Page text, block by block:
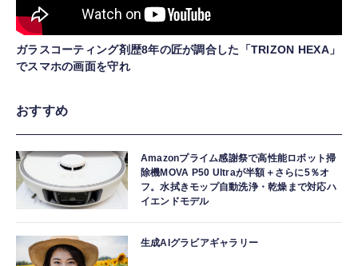
ガラスコーティング剤歴8年の匠が調合した「TRIZON HEXA」
でスマホの画面を守れ
おすすめ
Amazonプライム感謝祭で高性能ロボット掃
除機MOVA P50 Ultraが半額＋さらに5％オ
フ。水拭きモップ自動洗浄・乾燥まで対応ハ
イエンドモデル
生成AIグラビアギャラリー